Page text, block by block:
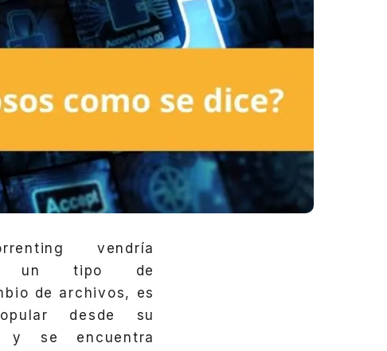
vendría
un tipo de
de archivos, es
desde su
y se encuentra